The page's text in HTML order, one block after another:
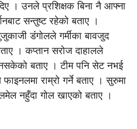
। उनले प्रशिक्षक बिना नै आफ्ना
सन्तुष्ट रहेको बताए ।
डंंगोलले गर्मीका बावजुद
। कप्तान सरोज दाहालले
बताए । टीम पनि सेट नभई
राम्रो गर्ने बताए । सुरुमा
नहुँदा गोल खाएको बताए ।